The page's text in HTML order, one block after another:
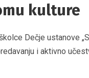
kulture
Dečje ustanove
i aktivno